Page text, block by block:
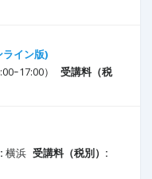
イン版)
ｰ17:00）
受講料（税
横浜 受講料（税別）: